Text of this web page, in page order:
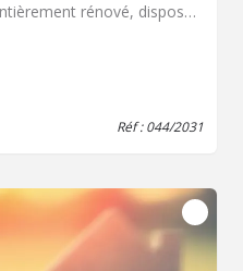
rénové, dispose
(hall d'accueil, 5
Atouts majeurs :
maximale, places de
et espaces lumineux et
SUR DOSSIER
Réf : 044/2031